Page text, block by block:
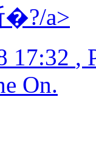
�?/a>
17:32 ,
On.